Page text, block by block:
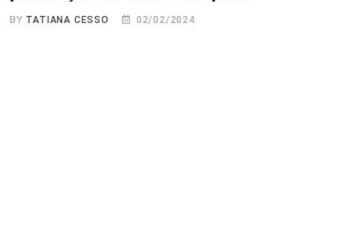
BY TATIANA CESSO 02/02/2024